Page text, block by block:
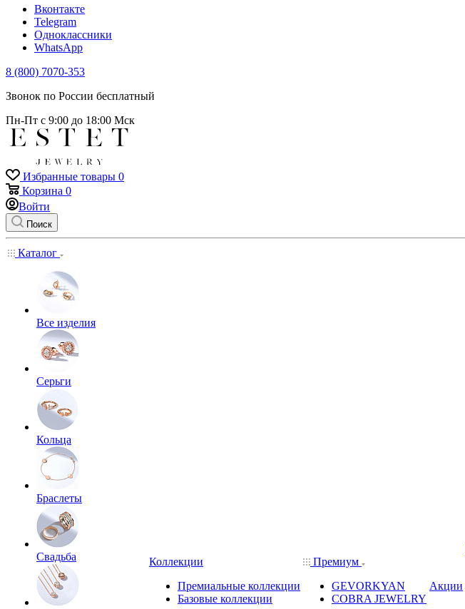
Вконтакте
Telegram
Одноклассники
WhatsApp
8 (800) 7070-353
Звонок по России бесплатный
Пн-Пт с 9:00 до 18:00 Мск
Избранные товары 0
Корзина 0
Войти
Поиск
Каталог
Все изделия
Серьги
Кольца
Браслеты
Свадьба
Коллекции
Премиальные коллекции
Базовые коллекции
Премиум
GEVORKYAN
COBRA JEWELRY
Акции